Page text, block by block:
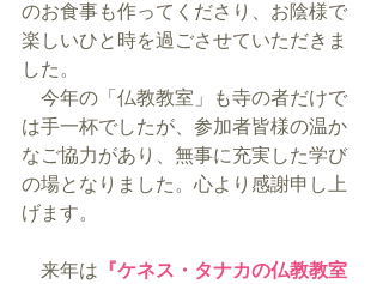
のお食事も作ってくださり、お陰様で
楽しいひと時を過ごさせていただきま
した。
今年の「仏教教室」も寺の者だけで
は手一杯でしたが、参加者皆様の温か
なご協力があり、無事に充実した学び
の場となりました。心より感謝申し上
げます。
来年は 『ケネス・タナカの仏教教室